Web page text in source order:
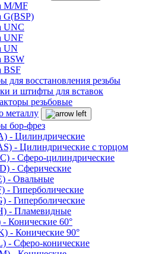
M/MF
G(BSP)
UNC
UNF
UN
BSW
BSF
для восстановления резьбы
и штифты для вставок
резьбовые
металлу
бор-фрез
- Цилиндрические
- Цилиндрические с торцом
- Сферо-цилиндрические
- Сферические
- Овальные
- Гиперболические
- Гиперболические
- Пламевидные
- Конические 60°
- Конические 90°
- Сферо-конические